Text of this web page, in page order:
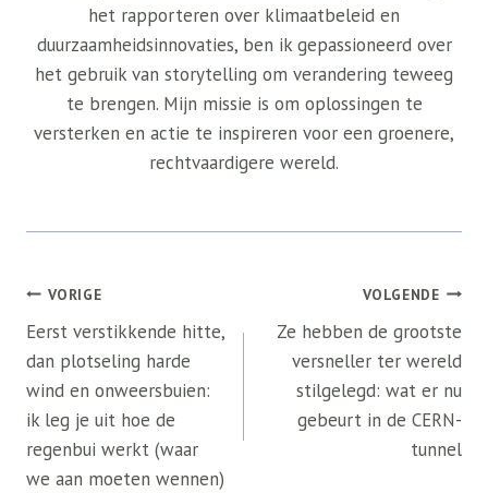
het rapporteren over klimaatbeleid en
duurzaamheidsinnovaties, ben ik gepassioneerd over
het gebruik van storytelling om verandering teweeg
te brengen. Mijn missie is om oplossingen te
versterken en actie te inspireren voor een groenere,
rechtvaardigere wereld.
Bericht
navigatie
VORIGE
Eerst verstikkende hitte,
dan plotseling harde
wind en onweersbuien:
ik leg je uit hoe de
regenbui werkt (waar
we aan moeten wennen)
VOLGENDE
Ze hebben de grootste
versneller ter wereld
stilgelegd: wat er nu
gebeurt in de CERN-
tunnel